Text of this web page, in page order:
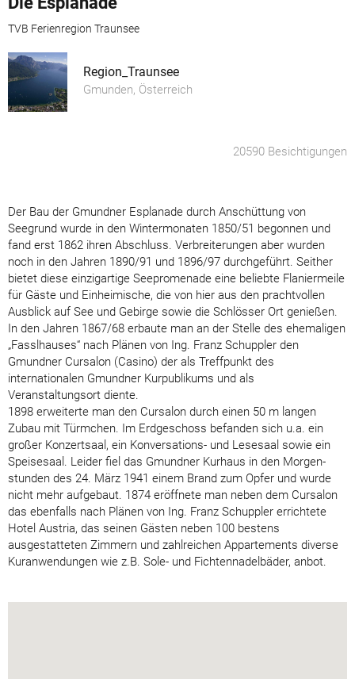
TVB Ferienregion Traunsee
Region_Traunsee
Gmunden, Österreich
20590 Besichtigungen
Der Bau der Gmundner Esplanade durch Anschüttung von
Seegrund wurde in den Wintermonaten 1850/51 begonnen und
fand erst 1862 ihren Abschluss. Verbreiterungen aber wurden
noch in den Jahren 1890/91 und 1896/97 durchgeführt. Seither
bietet diese einzigartige Seepromenade eine beliebte Flaniermeile
für Gäste und Einheimische, die von hier aus den prachtvollen
Ausblick auf See und Gebirge sowie die Schlösser Ort genießen.
In den Jahren 1867/68 erbaute man an der Stelle des ehemaligen
„Fasslhauses“ nach Plänen von Ing. Franz Schuppler den
Gmundner Cursalon (Casino) der als Treffpunkt des
internationalen Gmundner Kurpublikums und als
Veranstaltungsort diente.
1898 erweiterte man den Cursalon durch einen 50 m langen
Zubau mit Türmchen. Im Erdgeschoss befanden sich u.a. ein
großer Konzertsaal, ein Konversations- und Lesesaal sowie ein
Speisesaal. Leider fiel das Gmundner Kurhaus in den Morgen-
stunden des 24. März 1941 einem Brand zum Opfer und wurde
nicht mehr aufgebaut. 1874 eröffnete man neben dem Cursalon
das ebenfalls nach Plänen von Ing. Franz Schuppler errichtete
Hotel Austria, das seinen Gästen neben 100 bestens
ausgestatteten Zimmern und zahlreichen Appartements diverse
Kuranwendungen wie z.B. Sole- und Fichtennadelbäder, anbot.